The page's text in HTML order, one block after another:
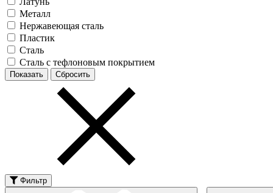
Металл
Нержавеющая сталь
Пластик
Сталь
Сталь с тефлоновым покрытием
Фильтр